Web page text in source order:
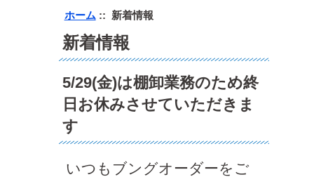
ホーム :: 新着情報
新着情報
5/29(金)は棚卸業務のため終
日お休みさせていただきま
す
いつもブングオーダーをご